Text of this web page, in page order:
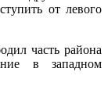
от левого
часть района
в западном